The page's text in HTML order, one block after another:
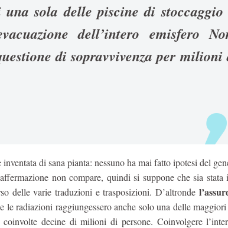
sola delle piscine di stoccaggio
dell’intero emisfero
di sopravvivenza per milioni
inventata di sana pianta: nessuno ha mai fatto ipotesi del
non compare, quindi si suppone che sia stata
delle varie traduzioni e trasposizioni. D’altronde
le radiazioni raggiungessero anche solo una delle
coinvolte decine di milioni di persone. Coinvolgere